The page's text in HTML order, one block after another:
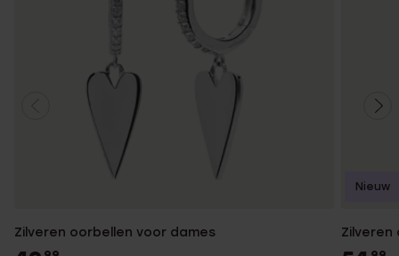
Zilveren oorbellen voor dames Zilveren
Nieuw